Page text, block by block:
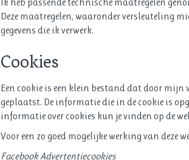
Deze maatregelen, waaronder versleuteling
gegevens die ik verwerk.
Cookies
Een cookie is een klein bestand dat door mijn
geplaatst. De informatie die in de cookie is
informatie over cookies kun je vinden op de
Voor een zo goed mogelijke werking van deze
Facebook Advertentiecookies